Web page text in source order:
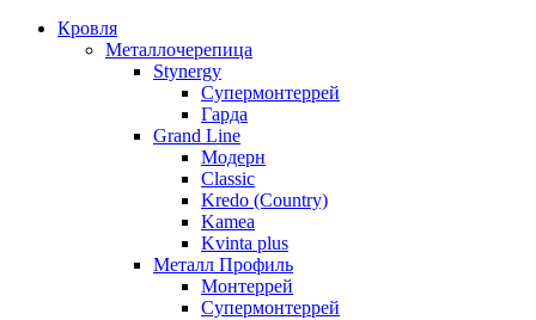
Кровля
Металлочерепица
Stynergy
Супермонтеррей
Гарда
Grand Line
Модерн
Classic
Kredo (Country)
Kamea
Kvinta plus
Металл Профиль
Монтеррей
Супермонтеррей